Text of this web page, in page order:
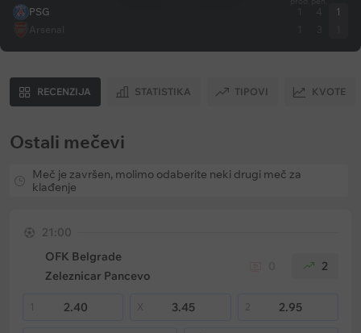
PSG
1
RECENZIJA STATISTIKA TIPOVI KVOTE
Ostali mečevi
Meč je završen, molimo odaberite neki drugi meč za
klađenje
21:00
OFK Belgrade
Zeleznicar Pancevo
2
1 2.40 3.45 2 2.95